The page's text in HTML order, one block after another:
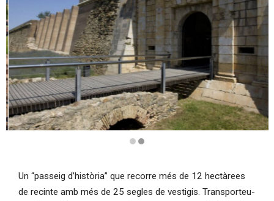
Un “passeig d’història” que recorre més de 12 hectàrees
de recinte amb més de 25 segles de vestigis. Transporteu-